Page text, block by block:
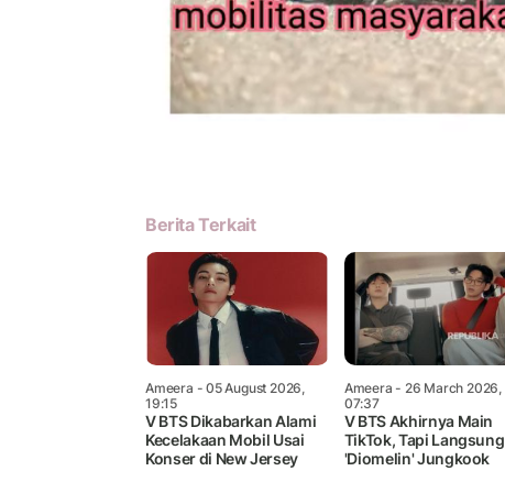
Berita Terkait
Ameera - 05 August 2026,
19:15
V BTS Dikabarkan Alami
Kecelakaan Mobil Usai
Konser di New Jersey
Ameera - 26 March 2026,
07:37
V BTS Akhirnya Main
TikTok, Tapi Langsung
'Diomelin' Jungkook